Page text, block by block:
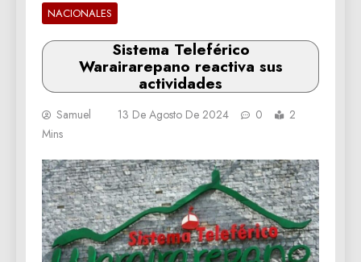
NACIONALES
Sistema Teleférico
Warairarepano reactiva sus
actividades
Samuel 13 De Agosto De 2024 0
2
Mins